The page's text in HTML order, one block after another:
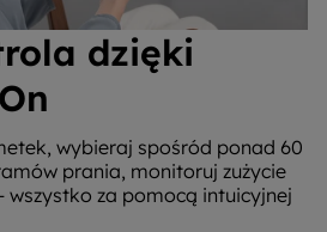
dzięki
wybieraj spośród ponad 60
prania, monitoruj zużycie
wszystko za pomocą intuicyjnej